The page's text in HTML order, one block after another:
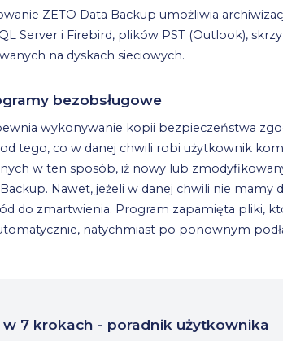
ZETO Data Backup umożliwia
Server i Firebird, plików PST (Outlook),
na dyskach sieciowych.
bezobsługowe
wykonywanie kopii bezpieczeństwa
tego, co w danej chwili robi użytkownik
w ten sposób, iż nowy lub
Nawet, jeżeli w danej chwili nie
do zmartwienia. Program zapamięta pliki,
natychmiast po ponownym
w 7 krokach - poradnik użytkownika